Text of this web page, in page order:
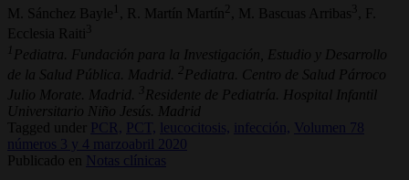
M. Sánchez Bayle 1 , R. Martín Martín , M. Bascuas Arribas 3
, F.
Ecclesia Raiti
3
1 Pediatra. Fundación para la Investigación, Estudio y Desarrollo
de la Salud Pública. Madrid.
2 Pediatra. Centro de Salud Párroco
Julio Morate. Madrid.
3 Residente de Pediatría. Hospital Infantil
Universitario Niño Jesús. Madrid
Tagged under
PCR, PCT, leucocitosis, infección,
Volumen 78
números 3 y 4 marzoabril 2020
Publicado en
Notas clínicas